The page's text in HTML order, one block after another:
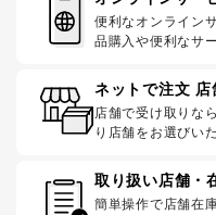
便利なオンライン
品購入や便利なサ
ネットで注文 店
店舗で受け取りな
り店舗をお選びい
取り扱い店舗・
簡単操作で店舗在